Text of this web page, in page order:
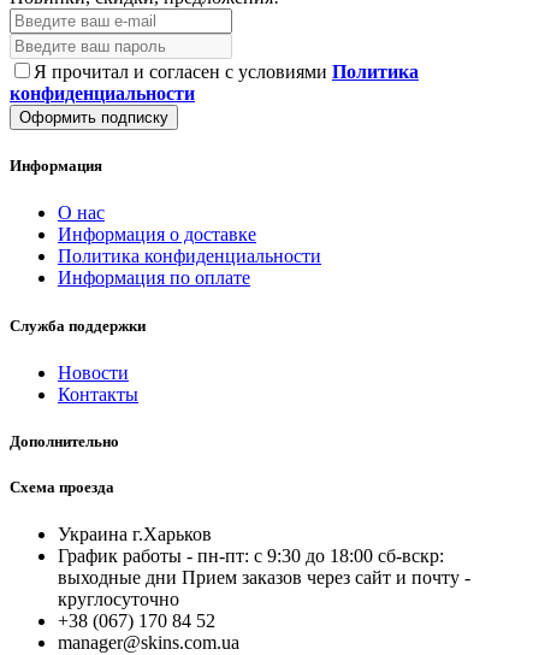
Я прочитал и согласен с условиями Политика
конфиденциальности
Оформить подписку
Информация
О нас
Информация о доставке
Политика конфиденциальности
Информация по оплате
Служба поддержки
Новости
Контакты
Дополнительно
Схема проезда
Украина г.Харьков
График работы - пн-пт: с 9:30 до 18:00 cб-вскр:
выходные дни Прием заказов через сайт и почту -
круглосуточно
+38 (067) 170 84 52
manager@skins.com.ua